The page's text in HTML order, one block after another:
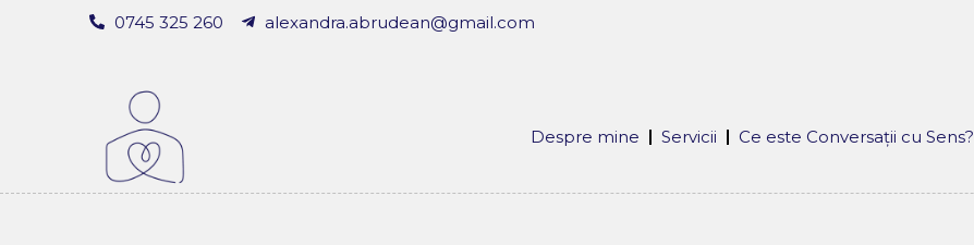
0745 325 260 alexandra.abrudean@gmail.com
Despre mine Servicii Ce este Conversații cu Sens?